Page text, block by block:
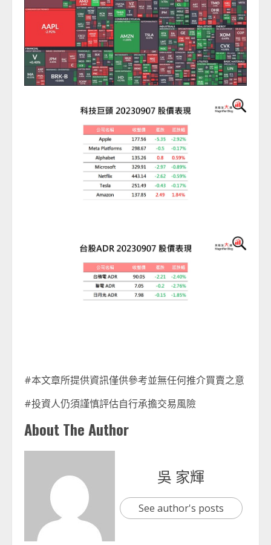
#本文章所提供資訊僅供參考並無任何推介買賣之意
#投資人仍須謹慎評估自行承擔交易風險
About The Author
吳 家輝
See author's posts